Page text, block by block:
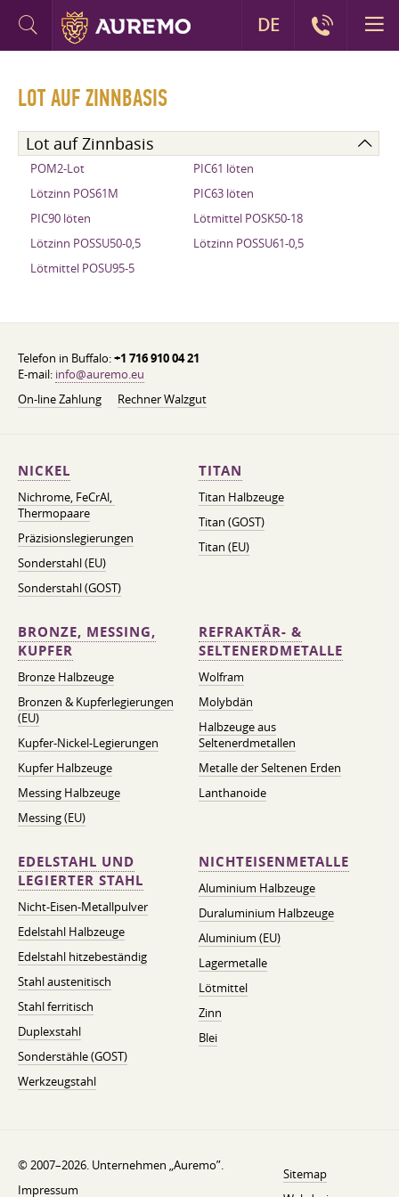
LOT AUF ZINNBASIS
Lot auf Zinnbasis
POM2-Lot
PIC61 löten
Lötzinn POS61M
PIC63 löten
PIC90 löten
Lötmittel POSK50-18
Lötzinn POSSU50-0,5
Lötzinn POSSU61-0,5
Lötmittel POSU95-5
Telefon in Buffalo:+1 716 910 04 21
E-mail: info@auremo.eu
On-line Zahlung
Rechner Walzgut
NICKEL
Nichrome, FeСrAl, ​​
Thermopaare
Präzisionslegierungen
Sonderstahl (EU)
Sonderstahl (GOST)
TITAN
Titan Halbzeuge
Titan (GOST)
Titan (EU)
BRONZE, MESSING,
KUPFER
Bronze Halbzeuge
Bronzen & Kupferlegierungen
(EU)
Kupfer-Nickel-Legierungen
Kupfer Halbzeuge
Messing Halbzeuge
Messing (EU)
REFRAKTÄR- &
SELTENERDMETALLE
Wolfram
Molybdän
Halbzeuge aus
Seltenerdmetallen
Metalle der Seltenen Erden
Lanthanoide
EDELSTAHL UND
LEGIERTER STAHL
Nicht-Eisen-Metallpulver
Edelstahl Halbzeuge
Edelstahl hitzebeständig
Stahl austenitisch
Stahl ferritisch
Duplexstahl
Sonderstähle (GOST)
Werkzeugstahl
NICHTEISENMETALLE
Aluminium Halbzeuge
Duraluminium Halbzeuge
Aluminium (EU)
Lagermetalle
Lötmittel
Zinn
Blei
© 2007–2026. Unternehmen „Auremo”.
Impressum
Sitemap
DE